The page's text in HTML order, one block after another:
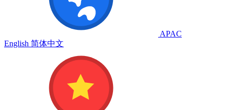
APAC
English 简体中文